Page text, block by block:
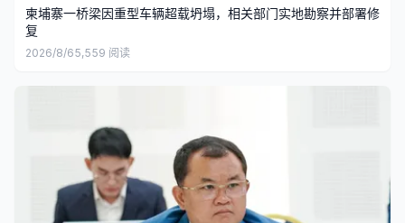
柬埔寨一桥梁因重型车辆超载坍塌，相关部门实地勘察并部署修
复
2026/8/65,559 阅读